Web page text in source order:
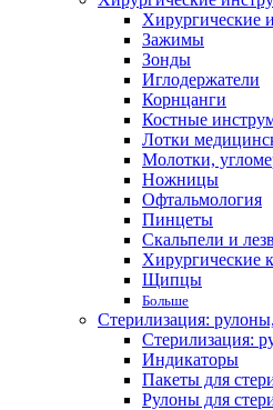
Хирургические
Зажимы
Зонды
Иглодержатели
Корнцанги
Костные
Лотки
Молотки,
Ножницы
Офтальмология
Пинцеты
Скальпели и
Хирургические
Щипцы
Больше
Стерилизация:
Стерилизация:
Индикаторы
Пакеты для
Рулоны для